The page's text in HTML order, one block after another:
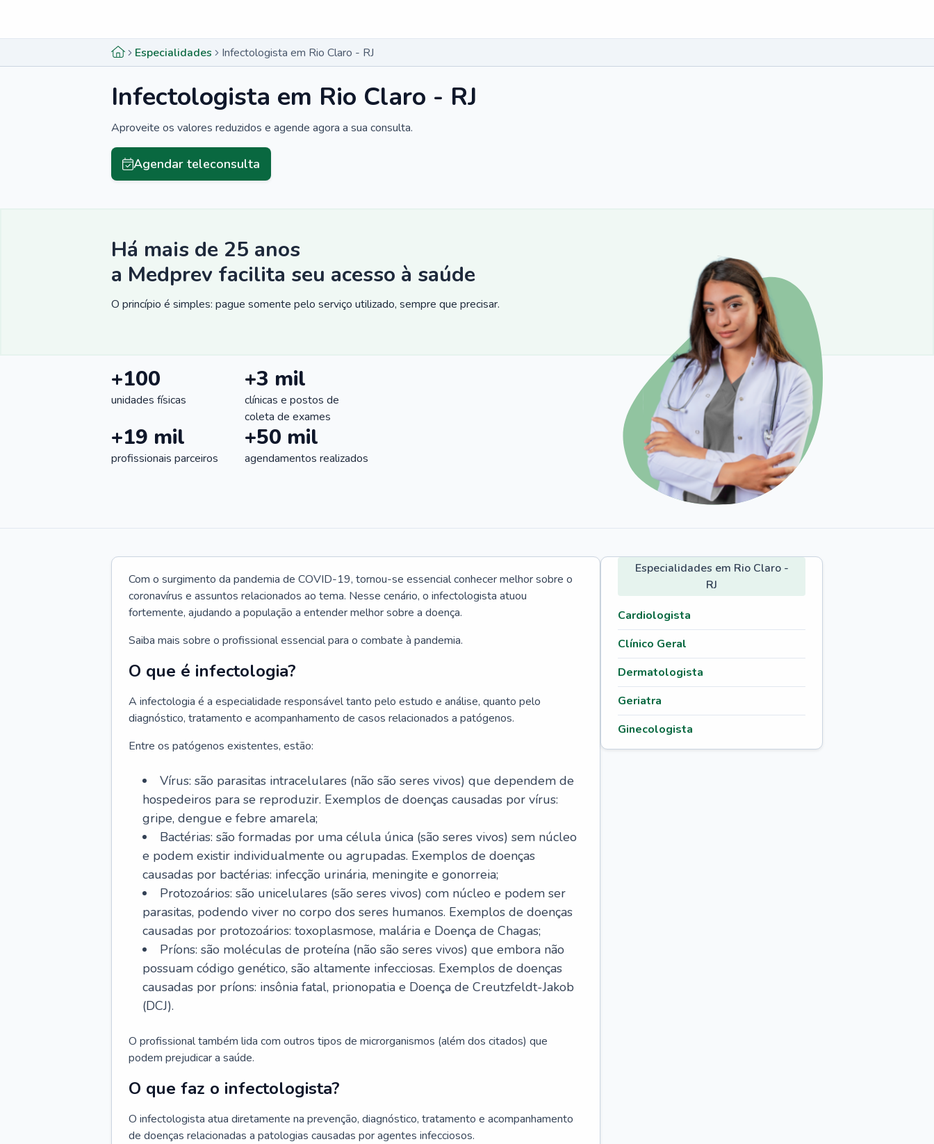
Especialidades Infectologista em Rio Claro - RJ
Infectologista em Rio Claro - RJ
Aproveite os valores reduzidos e agende agora a sua consulta.
Agendar teleconsulta
Há mais de 25 anos
a Medprev facilita seu acesso à saúde
O princípio é simples: pague somente pelo serviço utilizado, sempre que precisar.
+100
unidades físicas
+3 mil
clínicas e postos de
coleta de exames
+19 mil
profissionais parceiros
+50 mil
agendamentos realizados
Com o surgimento da pandemia de COVID-19, tornou-se essencial conhecer melhor sobre o
coronavírus e assuntos relacionados ao tema. Nesse cenário, o infectologista atuou
fortemente, ajudando a população a entender melhor sobre a doença.
Saiba mais sobre o profissional essencial para o combate à pandemia.
O que é infectologia?
A infectologia é a especialidade responsável tanto pelo estudo e análise, quanto pelo
diagnóstico, tratamento e acompanhamento de casos relacionados a patógenos.
Entre os patógenos existentes, estão:
Vírus: são parasitas intracelulares (não são seres vivos) que dependem de
hospedeiros para se reproduzir. Exemplos de doenças causadas por vírus:
gripe, dengue e febre amarela;
Bactérias: são formadas por uma célula única (são seres vivos) sem núcleo
e podem existir individualmente ou agrupadas. Exemplos de doenças
causadas por bactérias: infecção urinária, meningite e gonorreia;
Protozoários: são unicelulares (são seres vivos) com núcleo e podem ser
parasitas, podendo viver no corpo dos seres humanos. Exemplos de doenças
causadas por protozoários: toxoplasmose, malária e Doença de Chagas;
Príons: são moléculas de proteína (não são seres vivos) que embora não
possuam código genético, são altamente infecciosas. Exemplos de doenças
causadas por príons: insônia fatal, prionopatia e Doença de Creutzfeldt-Jakob
(DCJ).
O profissional também lida com outros tipos de microrganismos (além dos citados) que
podem prejudicar a saúde.
O que faz o infectologista?
O infectologista atua diretamente na prevenção, diagnóstico, tratamento e acompanhamento
de doenças relacionadas a patologias causadas por agentes infecciosos.
Especialidades em Rio Claro -
RJ
Cardiologista
Clínico Geral
Dermatologista
Geriatra
Ginecologista